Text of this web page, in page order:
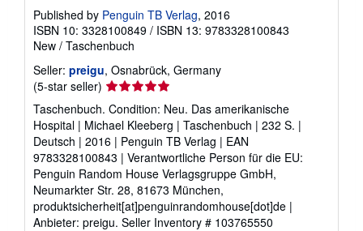
Published by Penguin TB Verlag, 2016
ISBN 10: 3328100849 / ISBN 13: 9783328100843
New / Taschenbuch
Seller: preigu, Osnabrück, Germany
(5-star seller) Seller
rating
5
out
of
5
stars
Taschenbuch. Condition: Neu. Das amerikanische
Hospital | Michael Kleeberg | Taschenbuch | 232 S. |
Deutsch | 2016 | Penguin TB Verlag | EAN
9783328100843 | Verantwortliche Person für die EU:
Penguin Random House Verlagsgruppe GmbH,
Neumarkter Str. 28, 81673 München,
produktsicherheit[at]penguinrandomhouse[dot]de |
Anbieter: preigu. Seller Inventory # 103765550